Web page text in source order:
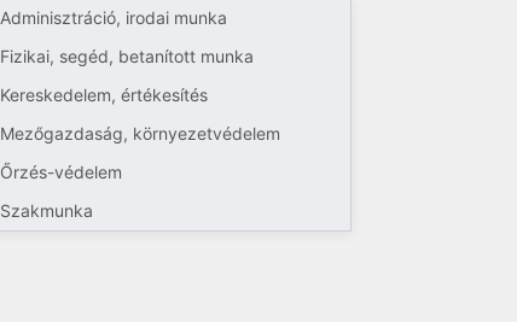
Adminisztráció, irodai munka
Fizikai, segéd, betanított munka
Kereskedelem, értékesítés
Mezőgazdaság, környezetvédelem
Őrzés-védelem
Szakmunka